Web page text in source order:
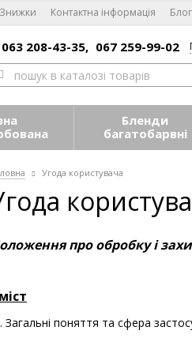
Знижки Контактна інформація Блог
063 208-43-35, 067 259-99-02
Бленди
багатобарвні
Угода користувача
про обробку і
Загальні поняття та сфера